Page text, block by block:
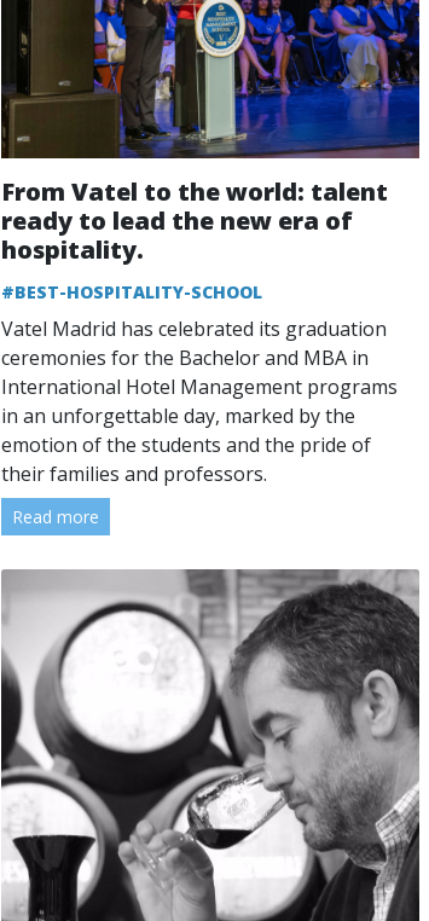
From Vatel to the world: talent
ready to lead the new era of
hospitality.
#BEST-HOSPITALITY-SCHOOL
Vatel Madrid has celebrated its graduation
ceremonies for the Bachelor and MBA in
International Hotel Management programs
in an unforgettable day, marked by the
emotion of the students and the pride of
their families and professors.
Read more